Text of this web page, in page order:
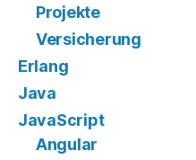
Projekte
Versicherung
Erlang
Java
JavaScript
Angular